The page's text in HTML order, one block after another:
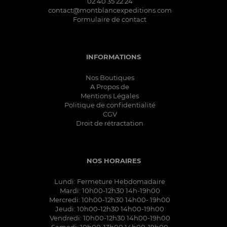
contact@montblancexpeditions.com
Formulaire de contact
INFORMATIONS
Nos Boutiques
A Propos de
Mentions Légales
Politique de confidentialité
CGV
Droit de rétractation
NOS HORAIRES
Lundi: Fermeture Hebdomadaire
Mardi: 10h00-12h30 14h-19h00
Mercredi: 10h00-12h30 14h00- 19h00
Jeudi: 10h00-12h30 14h00-19h00
Vendredi: 10h00-12h30 14h00-19h00